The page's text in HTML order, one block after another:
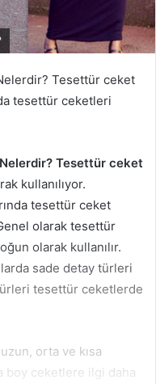
Tesettür ceket
tesettür ceketleri
Tesettür ceket
kullanılıyor.
tesettür ceket
olarak tesettür
olarak kullanılır.
sade detay türleri
tesettür ceketlerde
orta ve kısa
boy ceketlere ilgi daha